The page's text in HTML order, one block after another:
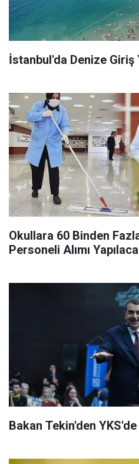
İstanbul'da Denize Giriş
Okullara 60 Binden
Personeli Alımı
Bakan Tekin'den